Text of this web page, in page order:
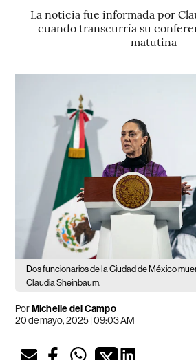
La noticia fue informada por
cuando transcurría su
matutina
Dos funcionarios de la Ciudad de México
Claudia Sheinbaum.
PorMichelle del Campo
20 de mayo, 2025 | 09:03 AM